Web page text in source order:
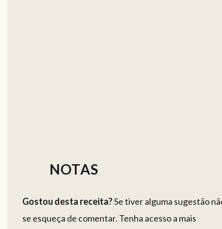
NOTAS
Gostou desta receita?Se tiver alguma sugestão
se esqueça de comentar. Tenha acesso a mais